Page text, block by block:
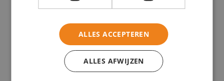
ALLES ACCEPTEREN
ALLES AFWIJZEN